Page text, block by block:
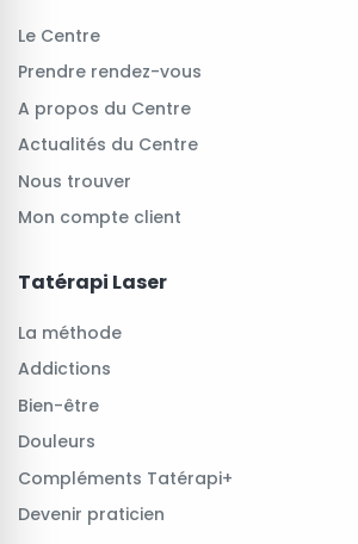
Le Centre
Prendre rendez-vous
A propos du Centre
Actualités du Centre
Nous trouver
Mon compte client
Tatérapi Laser
La méthode
Addictions
Bien-être
Douleurs
Compléments Tatérapi+
Devenir praticien